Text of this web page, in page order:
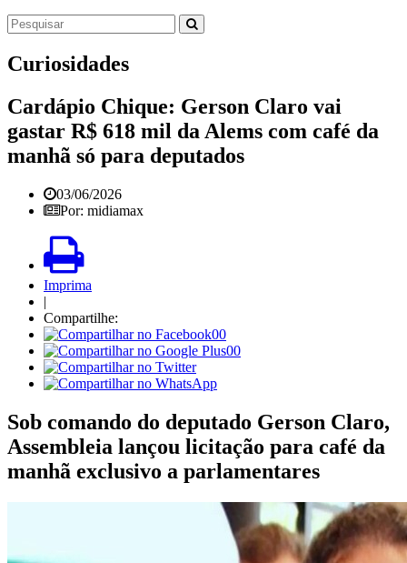
Curiosidades
Cardápio Chique: Gerson Claro vai
gastar R$ 618 mil da Alems com café da
manhã só para deputados
03/06/2026
Por: midiamax
Imprima
|
Compartilhe:
00
00
Sob comando do deputado Gerson Claro,
Assembleia lançou licitação para café da
manhã exclusivo a parlamentares